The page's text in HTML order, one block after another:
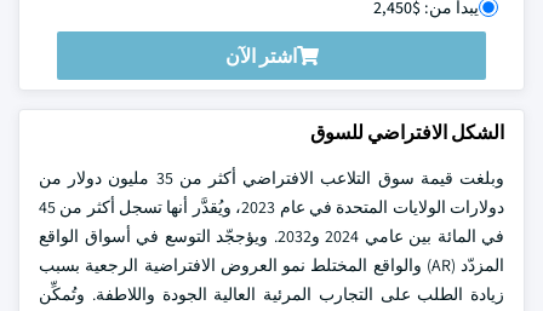
يبدأ من: $2,450
اشتر الآن
الشكل الافتراضي للسوق
وبلغت قيمة سوق التلاعب الافتراضي أكثر من 35 مليون دولار من
دولارات الولايات المتحدة في عام 2023، ويُقدَّر أنها تسجل أكثر من 45
في المائة بين عامي 2024 و2032. ويؤججّد التوسع في أسواق الواقع
المزدّد (AR) والواقع المختلط نمو العروض الافتراضية الرجعية بسبب
زيادة الطلب على التجارب المرئية العالية الجودة واللاطفة. وتُمكِّن